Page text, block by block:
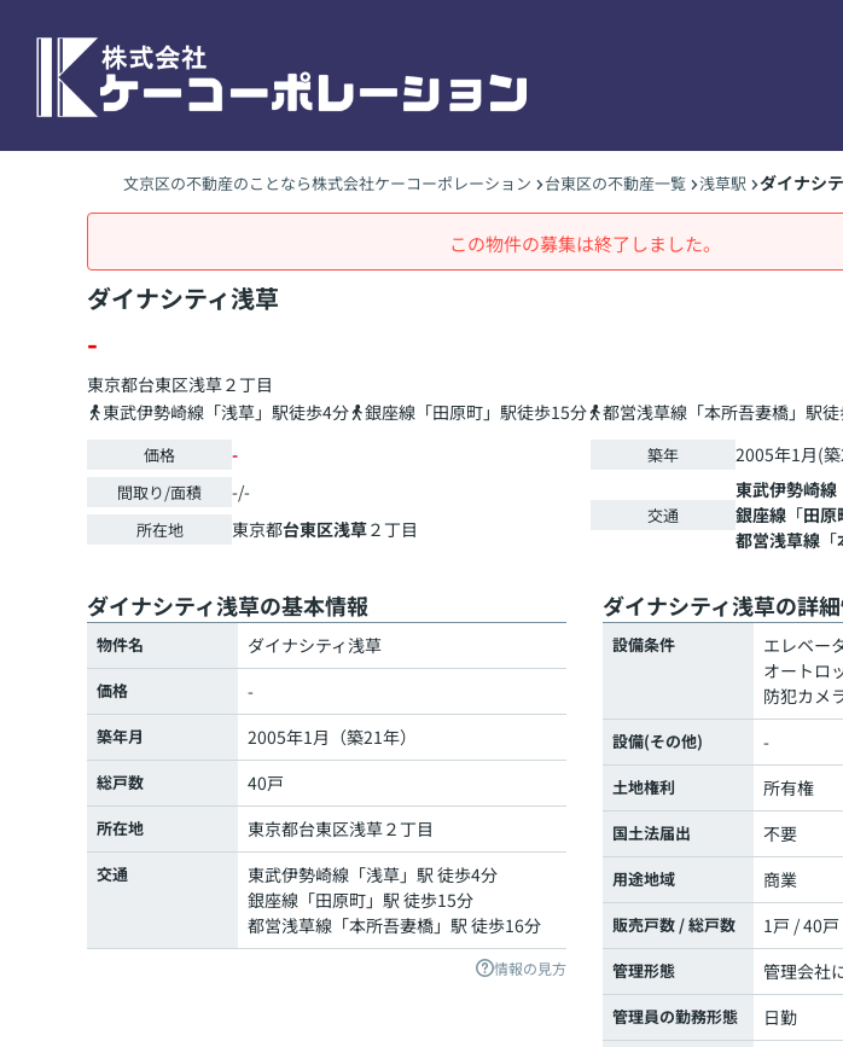
文京区の不動産のことなら株式会社ケーコーポレーション 台東区の不動産一覧 浅草駅 ダイナシ
この物件の募集は終了しました。
ダイナシティ浅草
-
東京都台東区浅草２丁目
東武伊勢崎線「浅草」駅徒歩4分
銀座線「田原町」駅徒歩15分 都営浅草線「本所吾妻橋」駅
価格 -
間取り/面積 -/-
所在地 東京都台東区浅草２丁目
築年 2005年1月(
交通
東武伊勢崎線
銀座線 「田原
都営浅草線 「
ダイナシティ浅草の基本情報
物件名 ダイナシティ浅草
価格 -
築年月 2005年1月（築21年）
総戸数 40戸
所在地 東京都台東区浅草２丁目
交通 東武伊勢崎線 「浅草」駅 徒歩4分
銀座線 「田原町」駅 徒歩15分
都営浅草線 「本所吾妻橋」駅 徒歩16分
情報の見方
ダイナシティ浅草の詳
設備条件
エレベー
オートロ
防犯カメ
設備(その他) -
土地権利 所有権
国土法届出 不要
用途地域 商業
販売戸数 / 総戸数 1戸 / 40戸
管理形態 管理会社
管理員の勤務形態 日勤